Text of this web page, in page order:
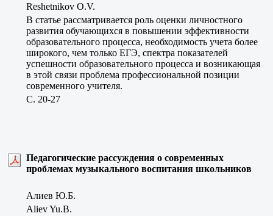
Reshetnikov O.V.
В статье рассматривается роль оценки личностного
развития обучающихся в повышении эффективности
образовательного процесса, необходимость учета более
широкого, чем только ЕГЭ, спектра показателей
успешности образовательного процесса и возникающая
в этой связи проблема профессиональной позиции
современного учителя.
C. 20-27
Педагогические рассуждения о современных
проблемах музыкального воспитания школьников
Алиев Ю.Б.
Aliev Yu.B.